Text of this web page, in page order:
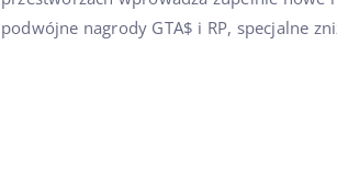
podwójne nagrody GTA$ i RP, specjalne